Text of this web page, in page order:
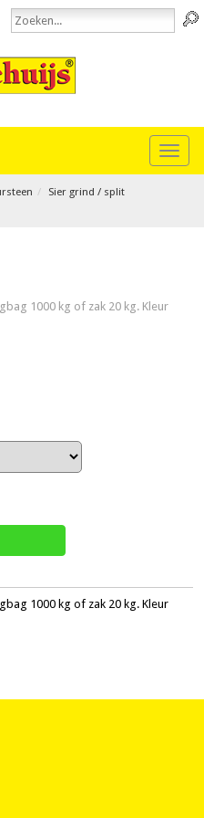
Sier grind / split
1000 kg of zak 20 kg. Kleur
1000 kg of zak 20 kg. Kleur